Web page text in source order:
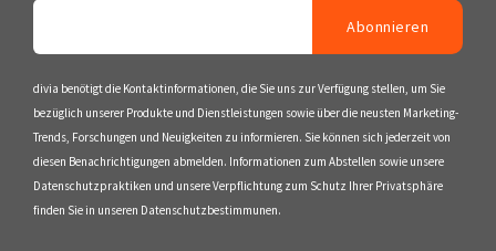
divia benötigt die Kontaktinformationen, die Sie uns zur Verfügung stellen, um Sie
bezüglich unserer Produkte und Dienstleistungen sowie über die neusten Marketing-
Trends, Forschungen und Neuigkeiten zu informieren. Sie können sich jederzeit von
diesen Benachrichtigungen abmelden. Informationen zum Abstellen sowie unsere
Datenschutzpraktiken und unsere Verpflichtung zum Schutz Ihrer Privatsphäre
finden Sie in unseren Datenschutzbestimmunen.